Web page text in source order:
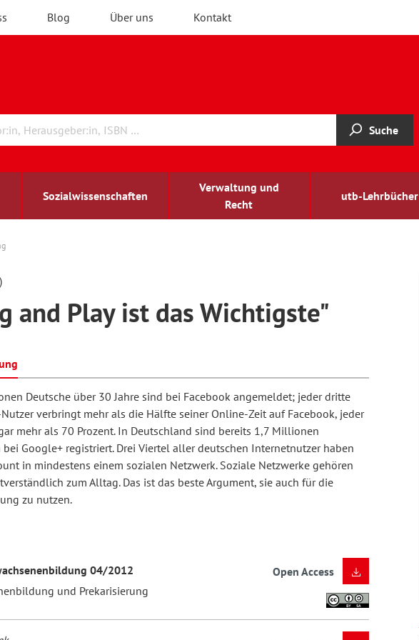
Blog Über uns Kontakt
Suche
Sozialwissenschaften
Verwaltung und
Recht
utb-Lehrbücher
BildungBildung
Schule und Unterricht
und Wissenschaft
Arbeit
und Unterrichtsforschung
und
sehbehindert
forum
Erwachsenenbildung
Forum
and Play ist das Wichtigste"
Deutsche über 30 Jahre sind bei Facebook angemeldet; jeder dritte
verbringt mehr als die Hälfte seiner Online-Zeit auf Facebook, jeder
mehr als 70 Prozent. In Deutschland sind bereits 1,7 Millionen
bei Google+ registriert. Drei Viertel aller deutschen Internetnutzer haben
in mindestens einem sozialen Netzwerk. Soziale Netzwerke gehören
zum Alltag. Das ist das beste Argument, sie auch für die
zu nutzen.
04/2012
und Prekarisierung
Open Access